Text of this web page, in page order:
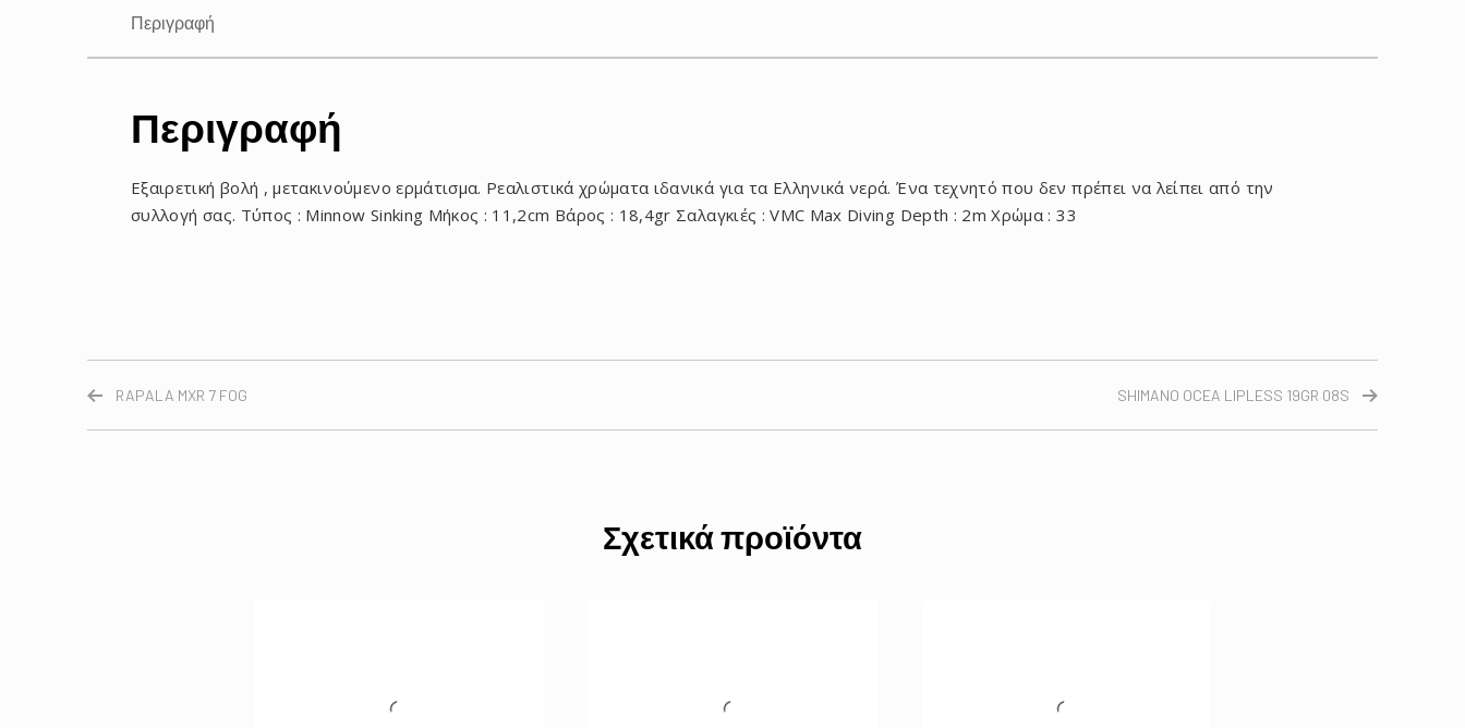
Περιγραφή
Περιγραφή
Eξαιρετική βολή , μετακινούμενο ερμάτισμα. Ρεαλιστικά χρώματα ιδανικά για τα Ελληνικά νερά. Ένα τεχνητό που δεν πρέπει να λείπει από την
συλλογή σας. Tύπος : Minnow Sinking Μήκος : 11,2cm Βάρος : 18,4gr Σαλαγκιές : VMC Max Diving Depth : 2m Χρώμα : 33
RAPALA MXR 7 FOG SHIMANO OCEA LIPLESS 19GR 08S
Σχετικά προϊόντα